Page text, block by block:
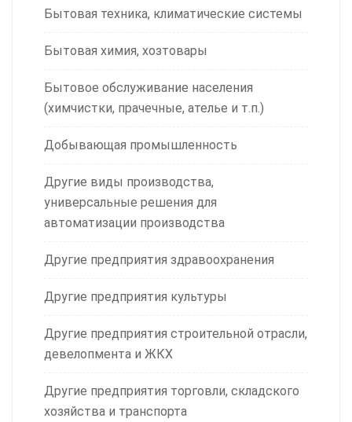
Бытовая техника, климатические системы
Бытовая химия, хозтовары
Бытовое обслуживание населения
(химчистки, прачечные, ателье и т.п.)
Добывающая промышленность
Другие виды производства,
универсальные решения для
автоматизации производства
Другие предприятия здравоохранения
Другие предприятия культуры
Другие предприятия строительной отрасли,
девелопмента и ЖКХ
Другие предприятия торговли, складского
хозяйства и транспорта